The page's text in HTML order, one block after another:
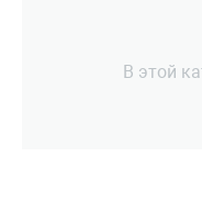
В этой